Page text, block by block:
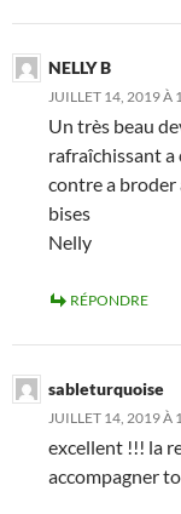
NELLY B
JUILLET 14, 2019 À
Un très beau
rafraîchissant
contre a broder
bises
Nelly
RÉPONDRE
sableturquoise
JUILLET 14, 2019 À
excellent !!! la
accompagner